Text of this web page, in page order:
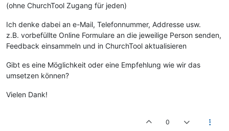
(ohne ChurchTool Zugang für jeden)
Ich denke dabei an e-Mail, Telefonnummer, Addresse usw.
z.B. vorbefüllte Online Formulare an die jeweilige Person senden,
Feedback einsammeln und in ChurchTool aktualisieren
Gibt es eine Möglichkeit oder eine Empfehlung wie wir das
umsetzen können?
Vielen Dank!
0